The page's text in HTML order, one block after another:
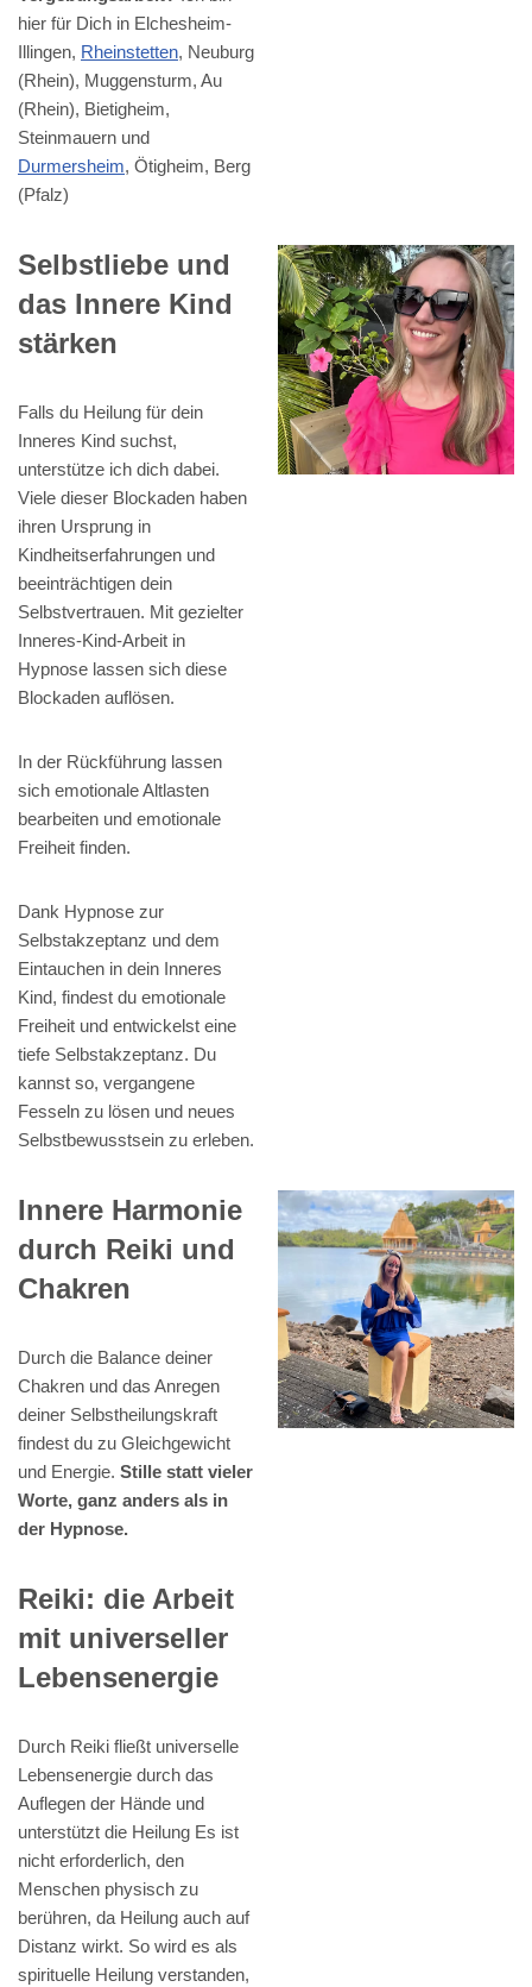
hier für Dich in Elchesheim-
Illingen, Rheinstetten, Neuburg
(Rhein), Muggensturm, Au
(Rhein), Bietigheim,
Steinmauern und
Durmersheim, Ötigheim, Berg
(Pfalz)
Selbstliebe und
das Innere Kind
stärken
Falls du Heilung für dein
Inneres Kind suchst,
unterstütze ich dich dabei.
Viele dieser Blockaden haben
ihren Ursprung in
Kindheitserfahrungen und
beeinträchtigen dein
Selbstvertrauen. Mit gezielter
Inneres-Kind-Arbeit in
Hypnose lassen sich diese
Blockaden auflösen.
In der Rückführung lassen
sich emotionale Altlasten
bearbeiten und emotionale
Freiheit finden.
Dank Hypnose zur
Selbstakzeptanz und dem
Eintauchen in dein Inneres
Kind, findest du emotionale
Freiheit und entwickelst eine
tiefe Selbstakzeptanz. Du
kannst so, vergangene
Fesseln zu lösen und neues
Selbstbewusstsein zu erleben.
Innere Harmonie
durch Reiki und
Chakren
Durch die Balance deiner
Chakren und das Anregen
deiner Selbstheilungskraft
findest du zu Gleichgewicht
und Energie. Stille statt vieler
Worte, ganz anders als in
der Hypnose.
Reiki: die Arbeit
mit universeller
Lebensenergie
Durch Reiki fließt universelle
Lebensenergie durch das
Auflegen der Hände und
unterstützt die Heilung Es ist
nicht erforderlich, den
Menschen physisch zu
berühren, da Heilung auch auf
Distanz wirkt. So wird es als
spirituelle Heilung verstanden,